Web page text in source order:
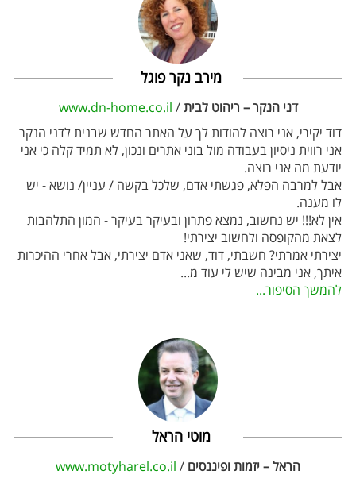
מירב נקר פוגל
דני הנקר – ריהוט לבית/
www.dn-home.co.il
דוד יקירי, אני רוצה להודות לך על האתר החדש שבנית לדני הנקר
אני רווית ניסיון בעבודה מול בוני אתרים ונכון, לא תמיד קלה כי אני
יודעת מה אני רוצה.
אבל למרבה הפלא, פגשתי אדם, שלכל בקשה / עניין/ נושא - יש
לו מענה.
אין לא!!! יש נחשוב, נמצא פתרון ובעיקר בעיקר - המון התלהבות
לצאת מהקופסה ולחשוב יצירתי!
יצירתי אמרתי? חשבתי, דוד, שאני אדם יצירתי, אבל אחרי ההיכרות
איתך, אני מבינה שיש לי עוד מ...
להמשך הסיפור...
מוטי הראל
הראל – יזמות ופיננסים /
www.motyharel.co.il